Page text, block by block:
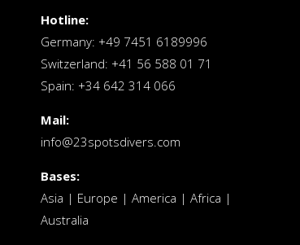
Hotline:
Germany: +49 7451 6189996
Switzerland: +41 56 588 01 71
Spain: +34 642 314 066
Mail:
info@23spotsdivers.com
Bases:
Asia | Europe | America | Africa |
Australia